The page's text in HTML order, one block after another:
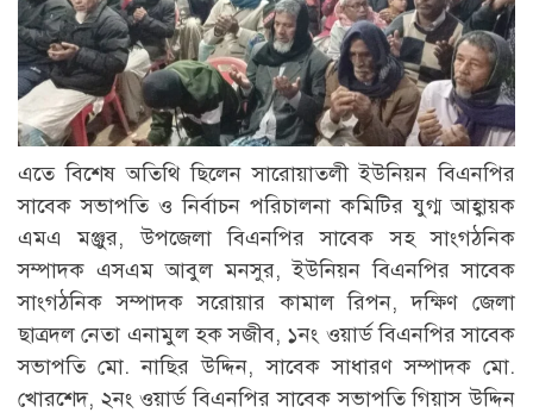
এতে বিশেষ অতিথি ছিলেন সারোয়াতলী ইউনিয়ন বিএনপির
সাবেক সভাপতি ও নির্বাচন পরিচালনা কমিটির যুগ্ম আহ্বায়ক
এমএ মঞ্জুর, উপজেলা বিএনপির সাবেক সহ সাংগঠনিক
সম্পাদক এসএম আবুল মনসুর, ইউনিয়ন বিএনপির সাবেক
সাংগঠনিক সম্পাদক সরোয়ার কামাল রিপন, দক্ষিণ জেলা
ছাত্রদল নেতা এনামুল হক সজীব, ১নং ওয়ার্ড বিএনপির সাবেক
সভাপতি মো. নাছির উদ্দিন, সাবেক সাধারণ সম্পাদক মো.
খোরশেদ, ২নং ওয়ার্ড বিএনপির সাবেক সভাপতি গিয়াস উদ্দিন